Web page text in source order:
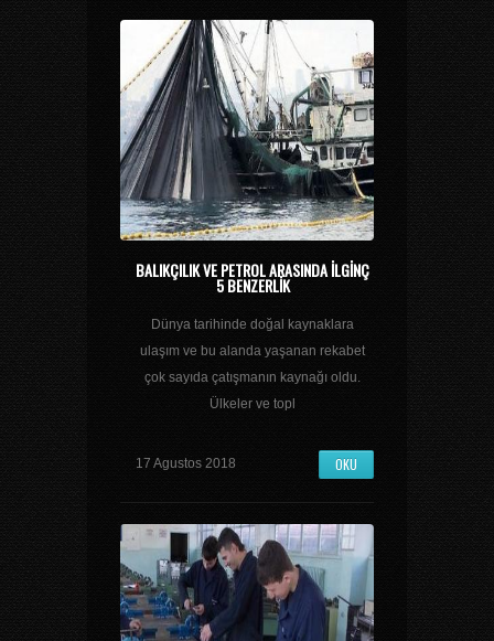
BALIKÇILIK VE PETROL ARASINDA ILGINÇ
5 BENZERLIK
Dünya tarihinde doğal kaynaklara
ulaşım ve bu alanda yaşanan rekabet
çok sayıda çatışmanın kaynağı oldu.
Ülkeler ve topl
17 Agustos 2018 OKU